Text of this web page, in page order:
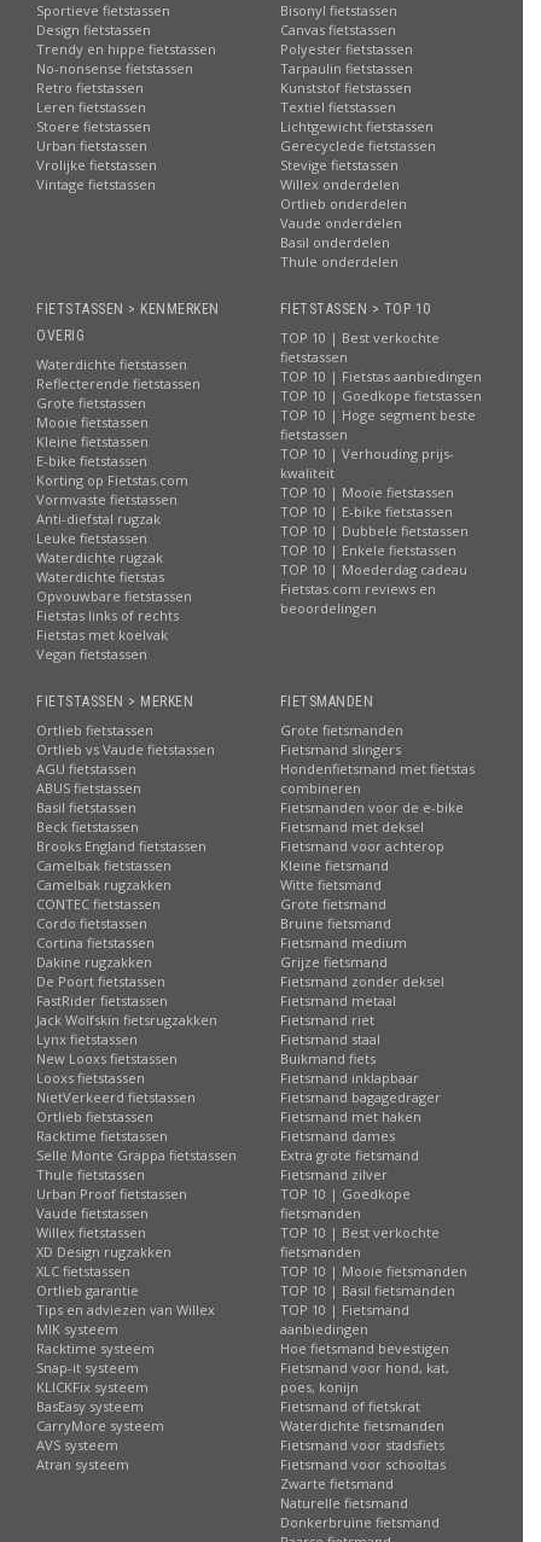
Sportieve fietstassen
Design fietstassen
Trendy en hippe fietstassen
No-nonsense fietstassen
Retro fietstassen
Leren fietstassen
Stoere fietstassen
Urban fietstassen
Vrolijke fietstassen
Vintage fietstassen
Bisonyl fietstassen
Canvas fietstassen
Polyester fietstassen
Tarpaulin fietstassen
Kunststof fietstassen
Textiel fietstassen
Lichtgewicht fietstassen
Gerecyclede fietstassen
Stevige fietstassen
Willex onderdelen
Ortlieb onderdelen
Vaude onderdelen
Basil onderdelen
Thule onderdelen
FIETSTASSEN > KENMERKEN
OVERIG
Waterdichte fietstassen
Reflecterende fietstassen
Grote fietstassen
Mooie fietstassen
Kleine fietstassen
E-bike fietstassen
Korting op Fietstas.com
Vormvaste fietstassen
Anti-diefstal rugzak
Leuke fietstassen
Waterdichte rugzak
Waterdichte fietstas
Opvouwbare fietstassen
Fietstas links of rechts
Fietstas met koelvak
Vegan fietstassen
FIETSTASSEN > TOP 10
TOP 10 | Best verkochte
fietstassen
TOP 10 | Fietstas aanbiedingen
TOP 10 | Goedkope fietstassen
TOP 10 | Hoge segment beste
fietstassen
TOP 10 | Verhouding prijs-
kwaliteit
TOP 10 | Mooie fietstassen
TOP 10 | E-bike fietstassen
TOP 10 | Dubbele fietstassen
TOP 10 | Enkele fietstassen
TOP 10 | Moederdag cadeau
Fietstas.com reviews en
beoordelingen
FIETSTASSEN > MERKEN
Ortlieb fietstassen
Ortlieb vs Vaude fietstassen
AGU fietstassen
ABUS fietstassen
Basil fietstassen
Beck fietstassen
Brooks England fietstassen
Camelbak fietstassen
Camelbak rugzakken
CONTEC fietstassen
Cordo fietstassen
Cortina fietstassen
Dakine rugzakken
De Poort fietstassen
FastRider fietstassen
Jack Wolfskin fietsrugzakken
Lynx fietstassen
New Looxs fietstassen
Looxs fietstassen
NietVerkeerd fietstassen
Ortlieb fietstassen
Racktime fietstassen
Selle Monte Grappa fietstassen
Thule fietstassen
Urban Proof fietstassen
Vaude fietstassen
Willex fietstassen
XD Design rugzakken
XLC fietstassen
Ortlieb garantie
Tips en adviezen van Willex
MIK systeem
Racktime systeem
Snap-it systeem
KLICKFix systeem
BasEasy systeem
CarryMore systeem
AVS systeem
Atran systeem
FIETSMANDEN
Grote fietsmanden
Fietsmand slingers
Hondenfietsmand met fietstas
combineren
Fietsmanden voor de e-bike
Fietsmand met deksel
Fietsmand voor achterop
Kleine fietsmand
Witte fietsmand
Grote fietsmand
Bruine fietsmand
Fietsmand medium
Grijze fietsmand
Fietsmand zonder deksel
Fietsmand metaal
Fietsmand riet
Fietsmand staal
Buikmand fiets
Fietsmand inklapbaar
Fietsmand bagagedrager
Fietsmand met haken
Fietsmand dames
Extra grote fietsmand
Fietsmand zilver
TOP 10 | Goedkope
fietsmanden
TOP 10 | Best verkochte
fietsmanden
TOP 10 | Mooie fietsmanden
TOP 10 | Basil fietsmanden
TOP 10 | Fietsmand
aanbiedingen
Hoe fietsmand bevestigen
Fietsmand voor hond, kat,
poes, konijn
Fietsmand of fietskrat
Waterdichte fietsmanden
Fietsmand voor stadsfiets
Fietsmand voor schooltas
Zwarte fietsmand
Naturelle fietsmand
Donkerbruine fietsmand